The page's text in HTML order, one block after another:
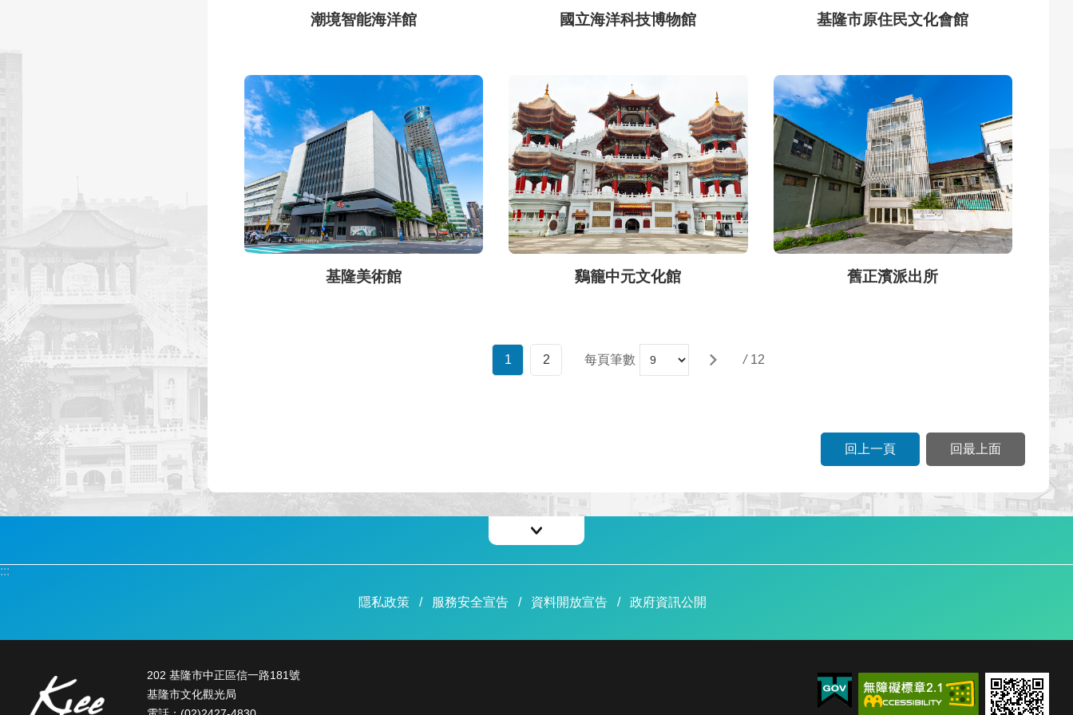
潮境智能海洋館 國立海洋科技博物館 基隆市原住民文化會館
基隆美術館 鷄籠中元文化館 舊正濱派出所
1 2 每頁筆數 / 12
回上一頁 回最上面
:::
隱私政策 服務安全宣告 資料開放宣告 政府資訊公開
202 基隆市中正區信一路181號
基隆市文化觀光局